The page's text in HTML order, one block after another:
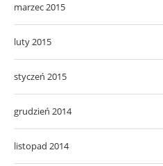
marzec 2015
luty 2015
styczeń 2015
grudzień 2014
listopad 2014